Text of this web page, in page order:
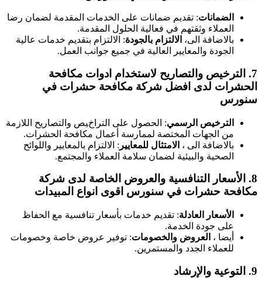
الضمانات: تقديم ضمانات على الخدمات المقدمة لضمان رضا
العملاء وثقتهم في فعالية الحلول المقدمة.
بالاضافة الى، الالتزام بالجودة: الالتزام بتقديم خدمات عالية
الجودة والمعايير العالية في جميع جوانب العمل.
7. الترخيص والتصاريح لاستخدام ادوات مكافحة
الحشرات لدى افضل شركة مكافحة حشرات في
سنورس
الترخيص الرسمي: الحصول على التراخيص والتصاريح اللازمة
من الجهات المختصة لممارسة أعمال مكافحة الحشرات.
بالاضافة الى ، الامتثال للمعايير : الالتزام بالمعايير واللوائح
الصحية والبيئية لضمان سلامة العملاء والمجتمع.
8. الأسعار التنافسية والعروض الخاصة لدى شركة
مكافحة حشرات في سنورس اقوى انواع المبيدات
الأسعار العادلة: تقديم خدمات بأسعار تنافسية مع الحفاظ
على جودة الخدمة.
أيضا ، العروض والخصومات: توفير عروض خاصة وخصومات
للعملاء الجدد والمستمرين.
9. التوعية والإرشاد